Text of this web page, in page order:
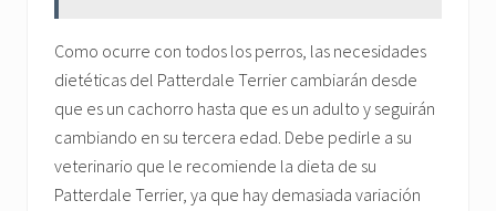
Como ocurre con todos los perros, las necesidades
dietéticas del Patterdale Terrier cambiarán desde
que es un cachorro hasta que es un adulto y seguirán
cambiando en su tercera edad. Debe pedirle a su
veterinario que le recomiende la dieta de su
Patterdale Terrier, ya que hay demasiada variación